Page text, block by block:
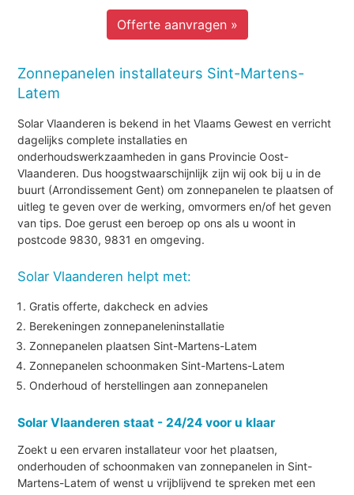
Offerte aanvragen »
Zonnepanelen installateurs Sint-Martens-
Latem
Solar Vlaanderen is bekend in het Vlaams Gewest en verricht
dagelijks complete installaties en
onderhoudswerkzaamheden in gans Provincie Oost-
Vlaanderen. Dus hoogstwaarschijnlijk zijn wij ook bij u in de
buurt (Arrondissement Gent) om zonnepanelen te plaatsen of
uitleg te geven over de werking, omvormers en/of het geven
van tips. Doe gerust een beroep op ons als u woont in
postcode 9830, 9831 en omgeving.
Solar Vlaanderen helpt met:
Gratis offerte, dakcheck en advies
Berekeningen zonnepaneleninstallatie
Zonnepanelen plaatsen Sint-Martens-Latem
Zonnepanelen schoonmaken Sint-Martens-Latem
Onderhoud of herstellingen aan zonnepanelen
Solar Vlaanderen staat - 24/24 voor u klaar
Zoekt u een ervaren installateur voor het plaatsen,
onderhouden of schoonmaken van zonnepanelen in Sint-
Martens-Latem of wenst u vrijblijvend te spreken met een